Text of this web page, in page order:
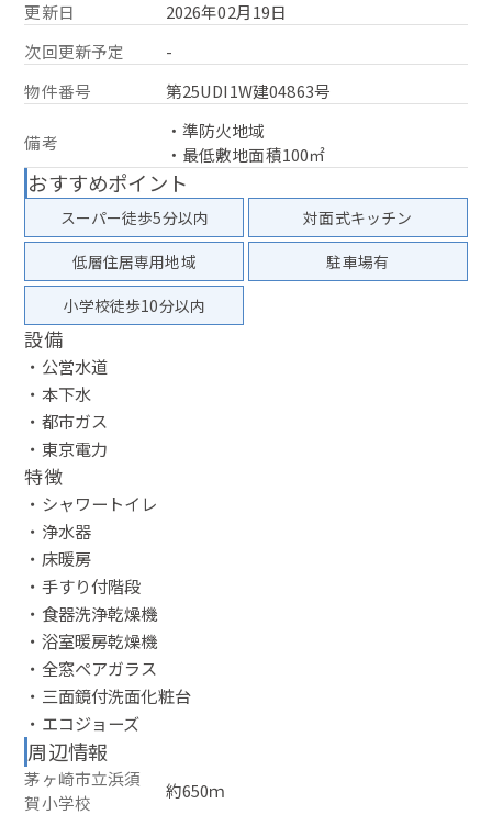
更新日
2026年02月19日
次回更新予定
-
物件番号
第25UDI1W建04863号
備考
・準防火地域
・最低敷地面積100㎡
おすすめポイント
スーパー徒歩5分以内
対面式キッチン
低層住居専用地域
駐車場有
小学校徒歩10分以内
設備
・公営水道
・本下水
・都市ガス
・東京電力
特徴
・シャワートイレ
・浄水器
・床暖房
・手すり付階段
・食器洗浄乾燥機
・浴室暖房乾燥機
・全窓ペアガラス
・三面鏡付洗面化粧台
・エコジョーズ
周辺情報
茅ヶ崎市立浜須
賀小学校
約650ｍ